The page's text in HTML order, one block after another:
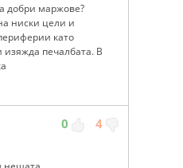
добри маржове?
ниски цели и
като
печалбата. В
0 4